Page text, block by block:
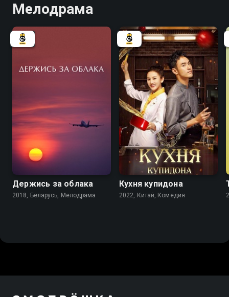
Мелодрама
7.0
Держись за облака
2018, Беларусь, Мелодрама
8.2 7.5
Кухня купидона
2022, Китай, Комедия